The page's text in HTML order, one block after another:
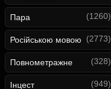
Пара (1260)
Російською мовою (2773)
Повнометражне (328)
Інцест (949)